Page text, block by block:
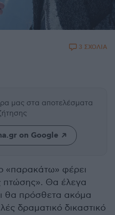
3 ΣΧΟΛΙΑ
μας στα αποτελέσματα
on Google
«παρακάτω» φέρει
πτώσης». Θα έλεγα
θα πρόσθετα ακόμα
δραματικό δικαστικό